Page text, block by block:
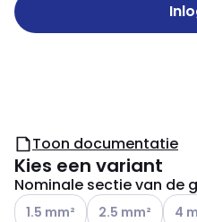
Toon documentatie
Kies een variant
Nominale sectie van de
Andere varianten (Huidige
1.5 mm² Andere
2.5 mm² 4